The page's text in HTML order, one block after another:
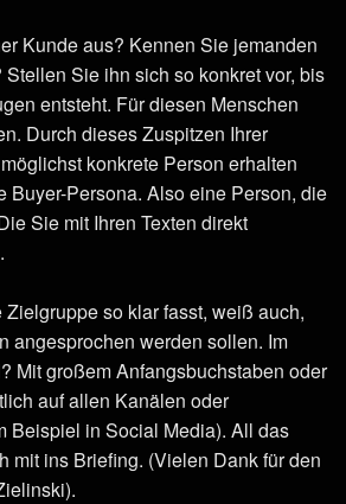
Kunde aus? Kennen Sie jemanden
Sie ihn sich so konkret vor, bis
entsteht. Für diesen Menschen
Durch dieses Zuspitzen Ihrer
konkrete Person erhalten
Buyer-Persona. Also eine Person, die
Sie mit Ihren Texten direkt
so klar fasst, weiß auch,
angesprochen werden sollen. Im
Mit großem Anfangsbuchstaben oder
auf allen Kanälen oder
Beispiel in Social Media). All das
mit ins Briefing. (Vielen Dank für den